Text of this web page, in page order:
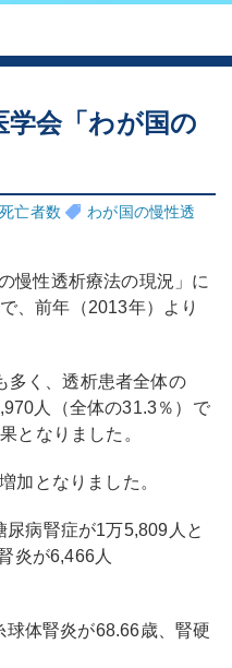
周病
会「わが国の
死亡者数
わが国の慢性透
慢性透析療法の現況」に
、前年（2013年）より
く、透析患者全体の
人（全体の31.3％）で
となりました。
加となりました。
病腎症が1万5,809人と
炎が6,466人
体腎炎が68.66歳、腎硬